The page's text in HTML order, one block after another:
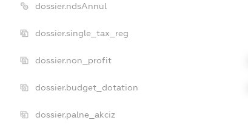
dossier.ndsAnnul
dossier.single_tax_reg
dossier.non_profit
dossier.budget_dotation
dossier.palne_akciz